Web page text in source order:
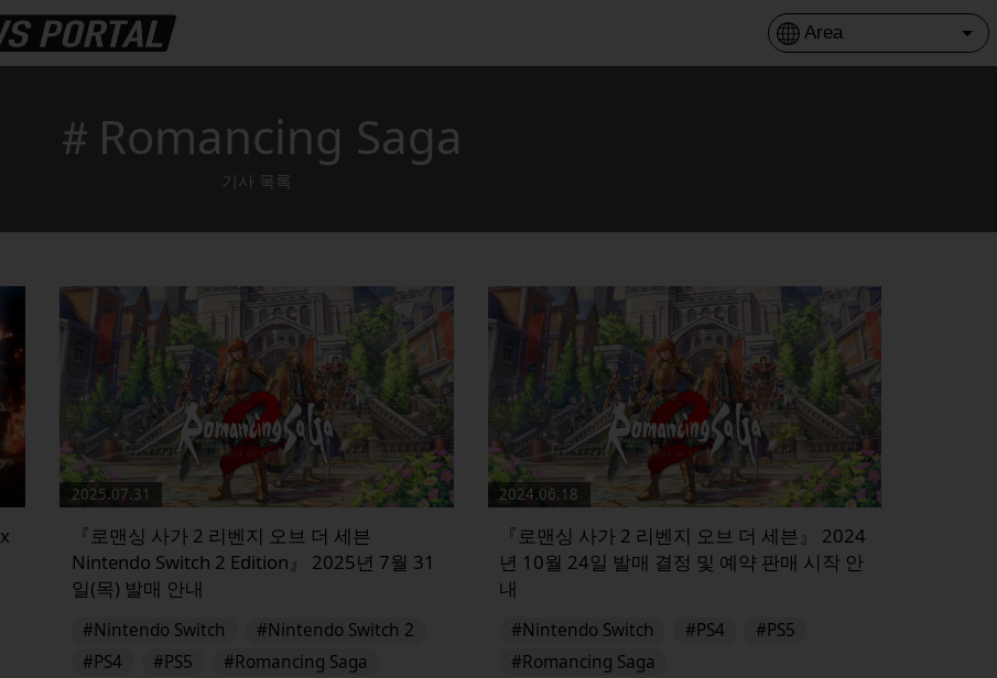
＃Romancing Saga
기사 목록
2025.07.31
『로맨싱 사가 2 리벤지 오브 더 세븐
Nintendo Switch 2 Edition』 2025년 7월 31
일(목) 발매 안내
#Nintendo Switch
#Nintendo Switch 2
#PS4
#PS5
#Romancing Saga
2024.06.18
『로맨싱 사가 2 리벤지 오브 더 세븐』 2024
년 10월 24일 발매 결정 및 예약 판매 시작 안
내
#Nintendo Switch #PS4
#PS5
#Romancing Saga